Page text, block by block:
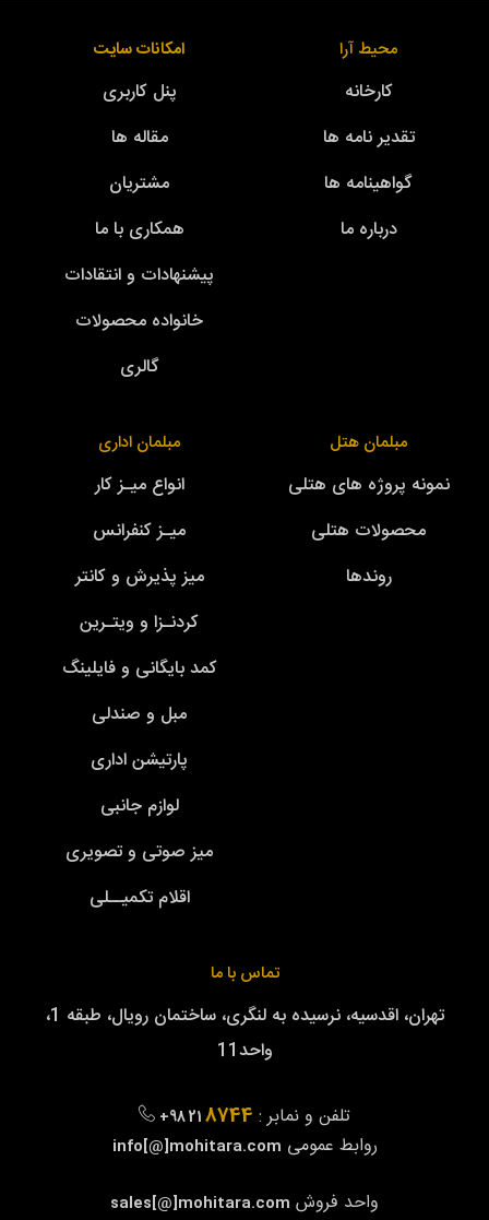
محیط آرا
کارخانه
تقدیر نامه ها
گواهینامه ها
درباره ما
امکانات سایت
پنل کاربری
مقاله ها
مشتریان
همکاری با ما
پیشنهادات و انتقادات
خانواده محصولات
گالری
مبلمان هتل
نمونه پروژه های هتلی
محصولات هتلی
روندها
مبلمان اداری
انواع میـز کار
میـز کنفرانس
میز پذیرش و کانتر
کردنـزا و ویتـرین
کمد بایگانی و فایلینگ
مبل و صندلی
پارتیشن اداری
لوازم جانبی
میز صوتی و تصویری
اقلام تکمیــلی
تماس با ما
تهران، اقدسیه، نرسیده به لنگری، ساختمان رویال، طبقه 1،
واحد11
تلفن و نمابر : +98 218744
روابط عمومی info[@]mohitara.com
واحد فروش sales[@]mohitara.com